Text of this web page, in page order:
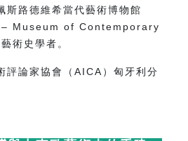
斯路德維希當代藝術博物館
– Museum of Contemporary
術史學者。
評論家協會（ AICA）匈牙利分